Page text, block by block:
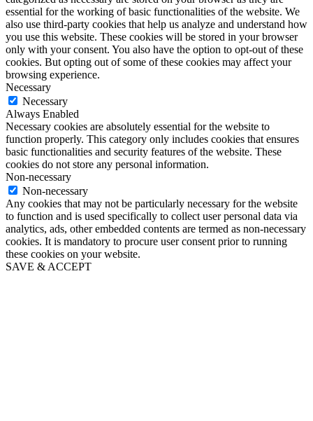
essential for the working of basic functionalities of the website. We
also use third-party cookies that help us analyze and understand how
you use this website. These cookies will be stored in your browser
only with your consent. You also have the option to opt-out of these
cookies. But opting out of some of these cookies may affect your
browsing experience.
Necessary
Necessary
Always Enabled
Necessary cookies are absolutely essential for the website to
function properly. This category only includes cookies that ensures
basic functionalities and security features of the website. These
cookies do not store any personal information.
Non-necessary
Non-necessary
Any cookies that may not be particularly necessary for the website
to function and is used specifically to collect user personal data via
analytics, ads, other embedded contents are termed as non-necessary
cookies. It is mandatory to procure user consent prior to running
these cookies on your website.
SAVE & ACCEPT